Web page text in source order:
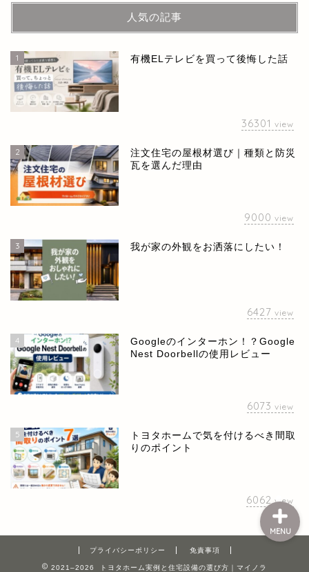
人気の記事
1 有機ELテレビを買って後悔した話
36301 view
2
注文住宅の屋根材選び｜種類と防災
瓦を選んだ理由
9000 view
3 我が家の外観をお洒落にしたい！
6427 view
4
Googleのインターホン！？Google
Nest Doorbellの使用レビュー
6073 view
5
トヨタホームで気を付けるべき間取
りのポイント
6062 view
プライバシーポリシー 免責事項
2021–2026 トヨタホーム実例と住宅設備の選び方｜マイノラ
MENU
ホーム
お問い合せ
プライバシーポリシー